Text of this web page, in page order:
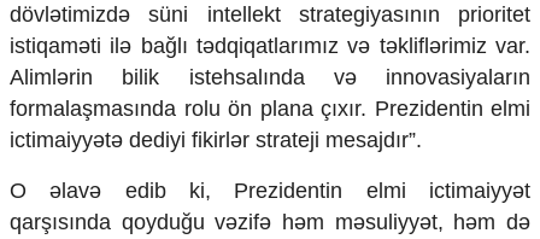
dövlətimizdə süni intellekt strategiyasının prioritet
istiqaməti ilə bağlı tədqiqatlarımız və təkliflərimiz var.
Alimlərin bilik istehsalında və innovasiyaların
formalaşmasında rolu ön plana çıxır. Prezidentin elmi
ictimaiyyətə dediyi fikirlər strateji mesajdır”.
O əlavə edib ki, Prezidentin elmi ictimaiyyət
qarşısında qoyduğu vəzifə həm məsuliyyət, həm də